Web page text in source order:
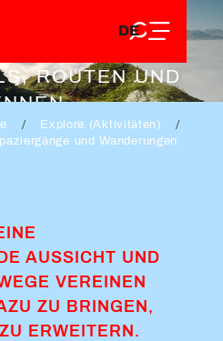
DE
FR
EN
ROUTEN UND
Explore (Aktivitäten)
und Wanderungen
AUSSICHT UND
VEREINEN
ZU BRINGEN,
ERWEITERN.